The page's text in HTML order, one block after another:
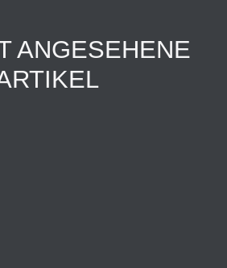
ANGESEHENE